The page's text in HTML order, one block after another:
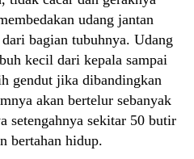
udang jantan
bagian tubuhnya. Udang
kecil dari kepala sampai
gendut jika dibandingkan
akan bertelur sebanyak
setengahnya sekitar 50 butir
bertahan hidup.